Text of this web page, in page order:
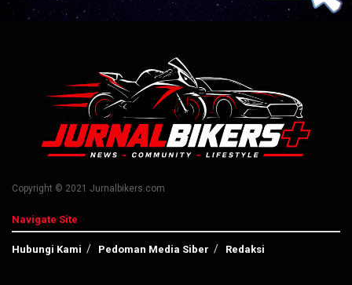
Copyright © 2021 Jurnalbikers.com
Navigate Site
Hubungi Kami Pedoman Media Siber Redaksi